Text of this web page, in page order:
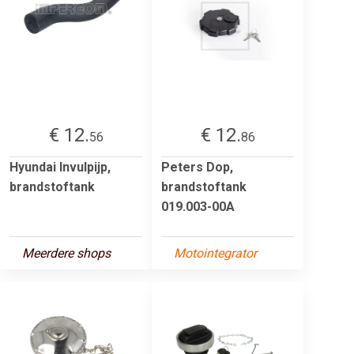
€ 12.56
Hyundai Invulpijp,
brandstoftank
Meerdere shops
€ 12.86
Peters Dop,
brandstoftank
019.003-00A
Motointegrator